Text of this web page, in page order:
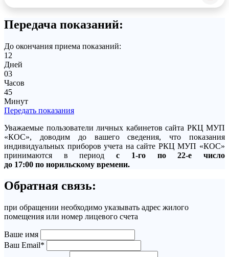
Передача показаний:
До окончания приема показаний:
12
Дней
03
Часов
45
Минут
Передать показания
Уважаемые пользователи личных кабинетов сайта РКЦ МУП
«КОС», доводим до вашего сведения, что показания
индивидуальных приборов учета на сайте РКЦ МУП «КОС»
принимаются в периодс 1-го по 22-е число
до 17:00 по норильскому времени.
Обратная связь:
при обращении необходимо указывать адрес жилого
помещения или номер лицевого счета
Ваше имя
Ваш Email*